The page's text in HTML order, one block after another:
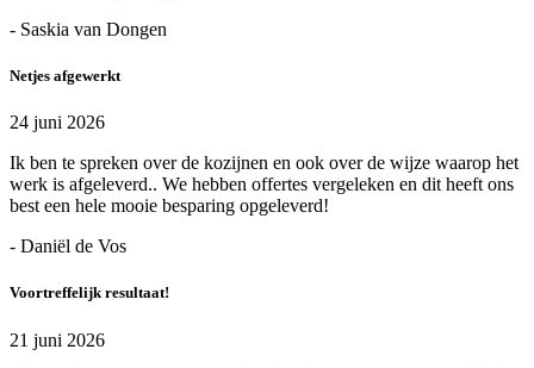
- Saskia van Dongen
Netjes afgewerkt
24 juni 2026
Ik ben te spreken over de kozijnen en ook over de wijze waarop het
werk is afgeleverd.. We hebben offertes vergeleken en dit heeft ons
best een hele mooie besparing opgeleverd!
- Daniël de Vos
Voortreffelijk resultaat!
21 juni 2026